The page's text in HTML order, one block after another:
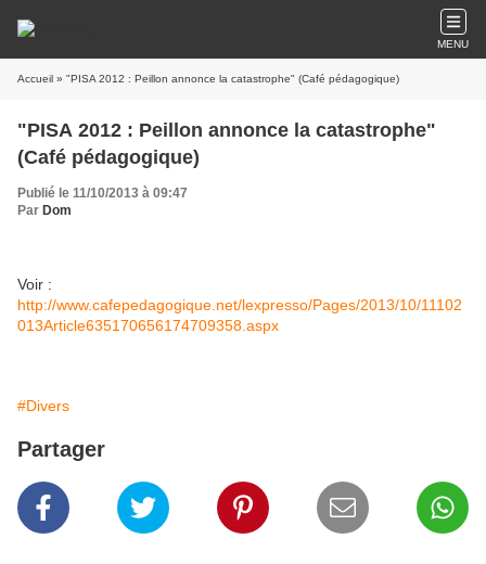
MENU
Accueil » "PISA 2012 : Peillon annonce la catastrophe" (Café pédagogique)
"PISA 2012 : Peillon annonce la catastrophe"
(Café pédagogique)
Publié le 11/10/2013 à 09:47
Par Dom
Voir :
http://www.cafepedagogique.net/lexpresso/Pages/2013/10/11102
013Article635170656174709358.aspx
#Divers
Partager